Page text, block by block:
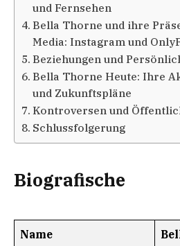
und Fernsehen
Bella Thorne und ihre
Media: Instagram und
Beziehungen und
Bella Thorne Heute: Ihre
und Zukunftspläne
Kontroversen und
Schlussfolgerung
Biografische
Name